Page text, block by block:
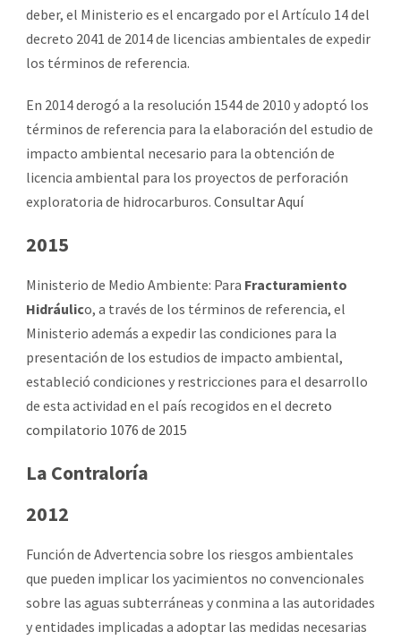
deber, el Ministerio es el encargado por el Artículo 14 del
decreto 2041 de 2014 de licencias ambientales de expedir
los términos de referencia.
En 2014 derogó a la resolución 1544 de 2010 y adoptó los
términos de referencia para la elaboración del estudio de
impacto ambiental necesario para la obtención de
licencia ambiental para los proyectos de perforación
exploratoria de hidrocarburos. Consultar Aquí
2015
Ministerio de Medio Ambiente: Para Fracturamiento
Hidráulico, a través de los términos de referencia, el
Ministerio además a expedir las condiciones para la
presentación de los estudios de impacto ambiental,
estableció condiciones y restricciones para el desarrollo
de esta actividad en el país recogidos en el decreto
compilatorio 1076 de 2015
La Contraloría
2012
Función de Advertencia sobre los riesgos ambientales
que pueden implicar los yacimientos no convencionales
sobre las aguas subterráneas y conmina a las autoridades
y entidades implicadas a adoptar las medidas necesarias